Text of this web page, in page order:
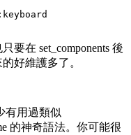
要在 set_components 後
好維護多了。
有用過類似
的神奇語法。你可能很